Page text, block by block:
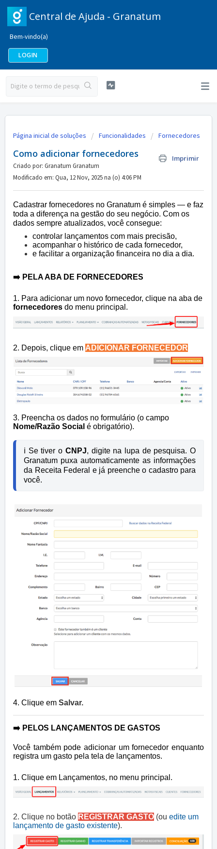
Central de Ajuda - Granatum
Bem-vindo(a)
LOGIN
Página inicial de soluções Funcionalidades Fornecedores
Como adicionar fornecedores Imprimir
Criado por: Granatum Granatum
Modificado em: Qua, 12 Nov, 2025 na (o) 4:06 PM
Cadastrar fornecedores no Granatum é simples — e faz
toda a diferença na gestão do seu negócio. Com os
dados sempre atualizados, você consegue:
controlar lançamentos com mais precisão,
acompanhar o histórico de cada fornecedor,
e facilitar a organização financeira no dia a dia.
➡️ PELA ABA DE FORNECEDORES
1. Para adicionar um novo fornecedor, clique na aba de
fornecedores do menu principal.
2. Depois, clique em ADICIONAR FORNECEDOR
3. Preencha os dados no formulário (o campo
Nome/Razão Social é obrigatório).
ℹ️ Se tiver o CNPJ, digite na lupa de pesquisa. O
Granatum puxa automaticamente as informações
da Receita Federal e já preenche o cadastro para
você.
4. Clique em Salvar.
➡️ PELOS LANÇAMENTOS DE GASTOS
Você também pode adicionar um fornecedor enquanto
registra um gasto pela tela de lançamentos.
1. Clique em Lançamentos, no menu principal.
2. Clique no botão REGISTRAR GASTO (ou edite um
lançamento de gasto existente).